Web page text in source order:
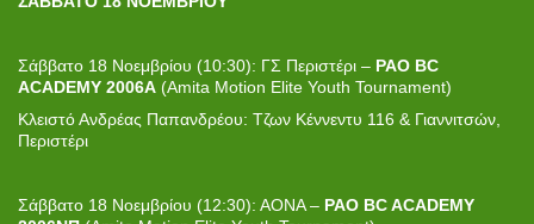
Σάββατο 18 Νοεμβρίου (10:30): ΓΣ Περιστέρι – PAO BC
ACADEMY 2006A (Amita Motion Elite Youth Tournament)
Κλειστό Ανδρέας Παπανδρέου: Τζων Κέννεντυ 116 & Γιαννιτσών,
Περιστέρι
Σάββατο 18 Νοεμβρίου (12:30): ΑΟΝΑ – PAO BC ACADEMY